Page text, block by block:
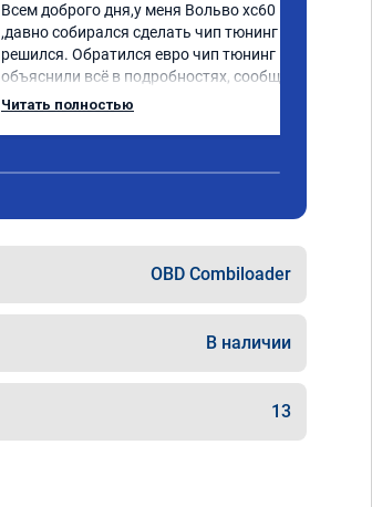
Всем доброго дня,у меня Вольво xc60
,давно собирался сделать чип тюнинг и
решился. Обратился евро чип тюнинг мне
объяснили всё в подробностях, сообщили
сумму записали. Приехал в назначенное
Читать полностью
OBD Combiloader
В наличии
13